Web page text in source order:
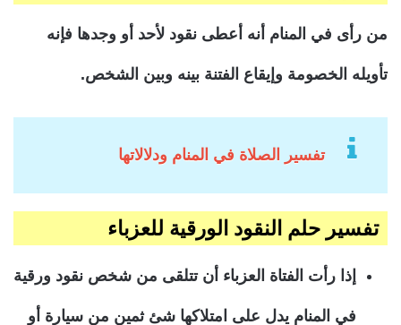
من رأى في المنام أنه أعطى نقود لأحد أو وجدها فإنه
تأويله الخصومة وإيقاع الفتنة بينه وبين الشخص.
تفسير الصلاة في المنام ودلالاتها
تفسير حلم النقود الورقية للعزباء
إذا رأت الفتاة العزباء أن تتلقى من شخص نقود ورقية
في المنام يدل على امتلاكها شئ ثمين من سيارة أو